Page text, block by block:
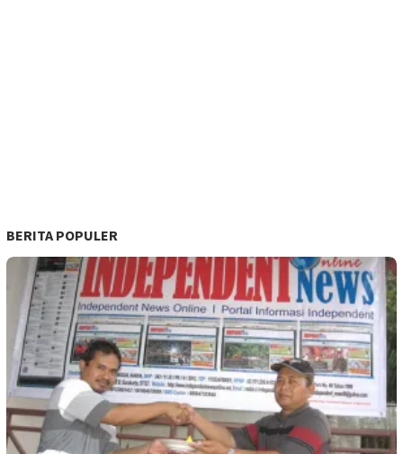
BERITA POPULER